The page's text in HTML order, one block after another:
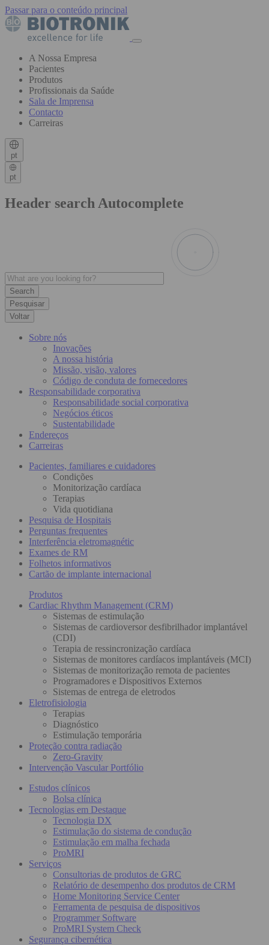
Passar para o conteúdo principal
A Nossa Empresa
Pacientes
Produtos
Profissionais da Saúde
Sala de Imprensa
Contacto
Carreiras
pt
pt
Header search Autocomplete
Pesquisar
Voltar
Sobre nós
Inovações
A nossa história
Missão, visão, valores
Código de conduta de fornecedores
Responsabilidade corporativa
Responsabilidade social corporativa
Negócios éticos
Sustentabilidade
Endereços
Carreiras
Pacientes, familiares e cuidadores
Condições
Monitorização cardíaca
Terapias
Vida quotidiana
Pesquisa de Hospitais
Perguntas frequentes
Interferência eletromagnétic
Exames de RM
Folhetos informativos
Cartão de implante internacional
Produtos
Cardiac Rhythm Management (CRM)
Sistemas de estimulação
Sistemas de cardioversor desfibrilhador implantável
(CDI)
Terapia de ressincronização cardíaca
Sistemas de monitores cardíacos implantáveis (MCI)
Sistemas de monitorização remota de pacientes
Programadores e Dispositivos Externos
Sistemas de entrega de eletrodos
Eletrofisiologia
Terapias
Diagnóstico
Estimulação temporária
Proteção contra radiação
Zero-Gravity
Intervenção Vascular Portfólio
Estudos clínicos
Bolsa clínica
Tecnologias em Destaque
Tecnologia DX
Estimulação do sistema de condução
Estimulação em malha fechada
ProMRI
Serviços
Consultorias de produtos de GRC
Relatório de desempenho dos produtos de CRM
Home Monitoring Service Center
Ferramenta de pesquisa de dispositivos
Programmer Software
ProMRI System Check
Segurança cibernética